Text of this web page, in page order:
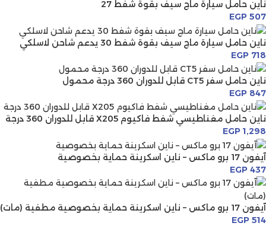
ناين حامل سيارة ماج سيف بقوة شفط 27
EGP 507
ناين حامل سيارة ماج سيف بقوة شفط 30 يدعم شاحن لاسلكي
EGP 718
ناين حامل سفر CT5 قابل للدوران 360 درجة محمول
EGP 847
ناين حامل مغناطيسي شفط فاكيوم X205 قابل للدوران 360 درجة
EGP 1,298
آيفون 17 برو ماكس – ناين اسكرينة حماية بخصوصية
EGP 437
آيفون 17 برو ماكس – ناين اسكرينة حماية بخصوصية مطفية (مات)
EGP 514